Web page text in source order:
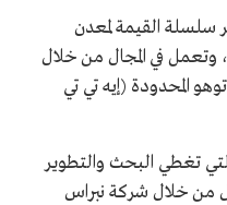
سلسلة القيمة لمعدن
وتعمل في المجال من خلال
المحدودة (إيه تي تي
تغطي البحث والتطوير
من خلال شركة نبراس